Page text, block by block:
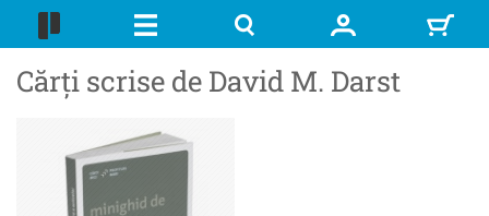
Cărți scrise de David M. Darst